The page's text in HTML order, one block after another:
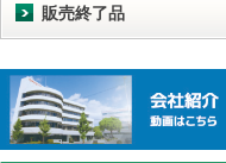
販売終了品